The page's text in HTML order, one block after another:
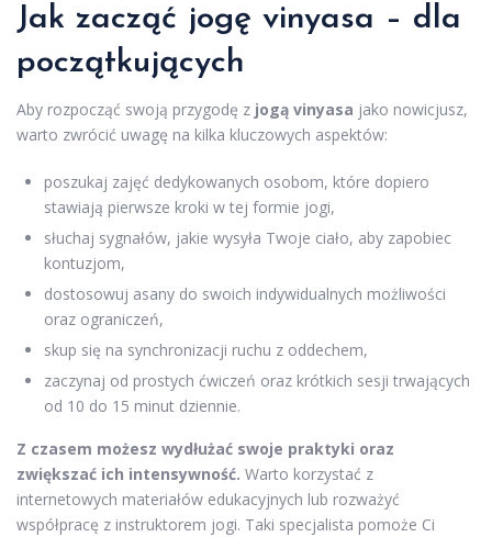
Jak zacząć jogę vinyasa – dla
początkujących
Aby rozpocząć swoją przygodę z jogą vinyasa jako nowicjusz,
warto zwrócić uwagę na kilka kluczowych aspektów:
poszukaj zajęć dedykowanych osobom, które dopiero
stawiają pierwsze kroki w tej formie jogi,
słuchaj sygnałów, jakie wysyła Twoje ciało, aby zapobiec
kontuzjom,
dostosowuj asany do swoich indywidualnych możliwości
oraz ograniczeń,
skup się na synchronizacji ruchu z oddechem,
zaczynaj od prostych ćwiczeń oraz krótkich sesji trwających
od 10 do 15 minut dziennie.
Z czasem możesz wydłużać swoje praktyki oraz
zwiększać ich intensywność. Warto korzystać z
internetowych materiałów edukacyjnych lub rozważyć
współpracę z instruktorem jogi. Taki specjalista pomoże Ci